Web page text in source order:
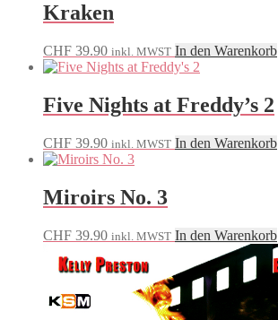
Kraken
CHF 39.90 inkl. MWST In den Warenkorb
Five Nights at Freddy’s 2
CHF 39.90 inkl. MWST In den Warenkorb
Miroirs No. 3
CHF 39.90 inkl. MWST In den Warenkorb